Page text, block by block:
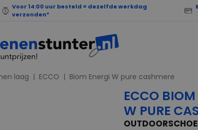
Voor 14:00 uur besteld = dezelfde werkdag
verzonden*
laag ECCO Biom Energi W pure cashmere
ECCO BIOM
W PURE